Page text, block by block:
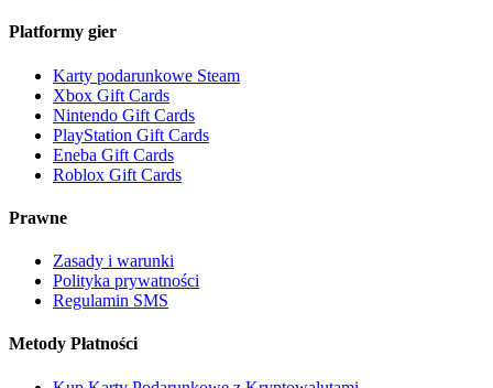
Platformy gier
Karty podarunkowe Steam
Xbox Gift Cards
Nintendo Gift Cards
PlayStation Gift Cards
Eneba Gift Cards
Roblox Gift Cards
Prawne
Zasady i warunki
Polityka prywatności
Regulamin SMS
Metody Płatności